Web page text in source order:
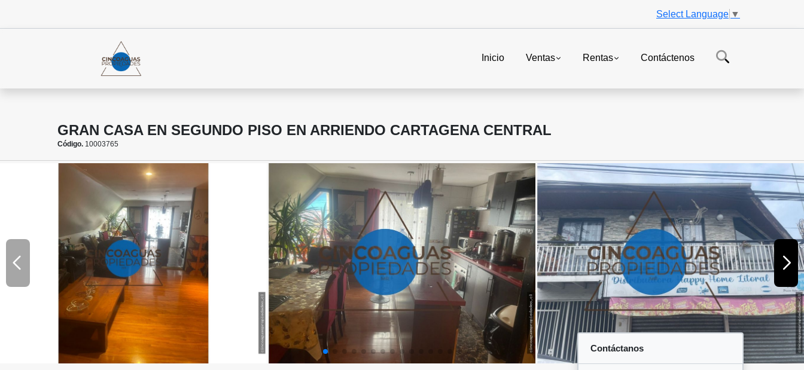
Select Language ▼
Inicio Ventas Rentas Contáctenos
GRAN CASA EN SEGUNDO PISO EN ARRIENDO CARTAGENA CENTRAL
Código. 10003765
Contáctanos